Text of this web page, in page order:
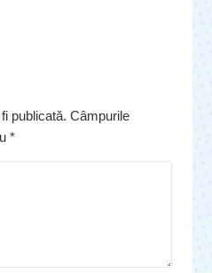
publicată. Câmpurile
*